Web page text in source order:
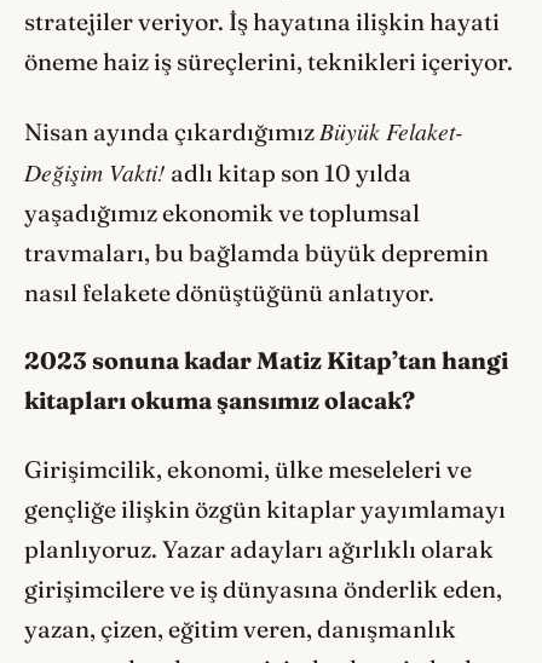
stratejiler veriyor. İş hayatına ilişkin hayati
öneme haiz iş süreçlerini, teknikleri içeriyor.
Nisan ayında çıkardığımız Büyük Felaket-
Değişim Vakti! adlı kitap son 10 yılda
yaşadığımız ekonomik ve toplumsal
travmaları, bu bağlamda büyük depremin
nasıl felakete dönüştüğünü anlatıyor.
2023 sonuna kadar Matiz Kitap’tan hangi
kitapları okuma şansımız olacak?
Girişimcilik, ekonomi, ülke meseleleri ve
gençliğe ilişkin özgün kitaplar yayımlamayı
planlıyoruz. Yazar adayları ağırlıklı olarak
girişimcilere ve iş dünyasına önderlik eden,
yazan, çizen, eğitim veren, danışmanlık